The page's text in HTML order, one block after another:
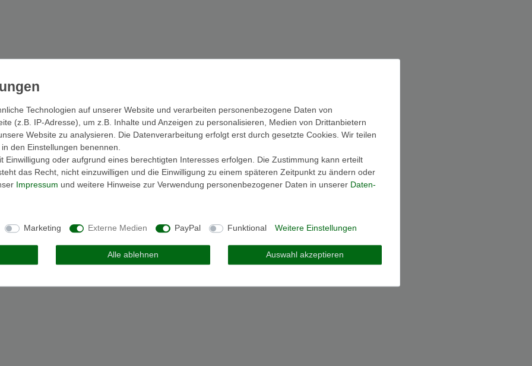
Technologien auf unserer Website und verarbeiten personenbezogene Daten von
(z.B. IP-Adresse), um z.B. Inhalte und Anzeigen zu personalisieren, Medien von Drittanbietern
Website zu analysieren. Die Datenverarbeitung erfolgt erst durch gesetzte Cookies. Wir teilen
den Einstellungen benennen.
Einwilligung oder aufgrund eines berechtigten Interesses erfolgen. Die Zustimmung kann erteilt
das Recht, nicht einzuwilligen und die Einwilligung zu einem späteren Zeitpunkt zu ändern oder
Impressum und weitere Hinweise zur Verwendung personenbezogener Daten in unserer Daten­
Marketing Externe Medien PayPal Funktional Weitere Einstellungen
Alle ablehnen Auswahl akzeptieren